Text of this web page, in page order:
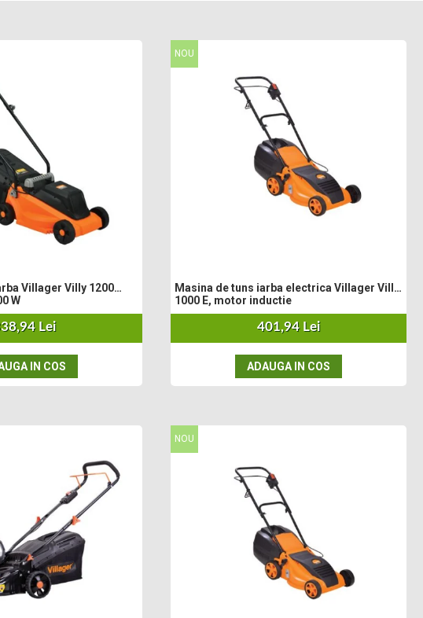
Villager Villy 1200
W
Lei
IN COS
NOU
Masina de tuns iarba electrica Villager Villy
1000 E, motor inductie
401,94 Lei
ADAUGA IN COS
NOU